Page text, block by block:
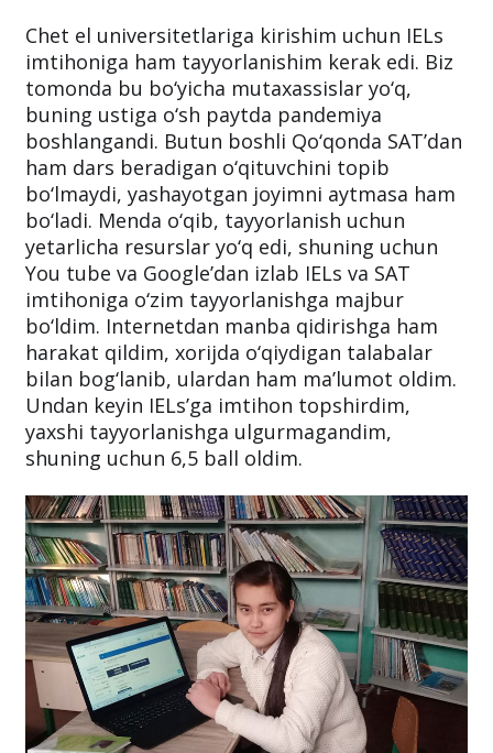
Chet el universitetlariga kirishim uchun IELs
imtihoniga ham tayyorlanishim kerak edi. Biz
tomonda bu bo‘yicha mutaxassislar yo‘q,
buning ustiga o‘sh paytda pandemiya
boshlangandi. Butun boshli Qo‘qonda SAT’dan
ham dars beradigan o‘qituvchini topib
bo‘lmaydi, yashayotgan joyimni aytmasa ham
bo‘ladi. Menda o‘qib, tayyorlanish uchun
yetarlicha resurslar yo‘q edi, shuning uchun
You tube va Google’dan izlab IELs va SAT
imtihoniga o‘zim tayyorlanishga majbur
bo‘ldim. Internetdan manba qidirishga ham
harakat qildim, xorijda o‘qiydigan talabalar
bilan bog‘lanib, ulardan ham ma’lumot oldim.
Undan keyin IELs’ga imtihon topshirdim,
yaxshi tayyorlanishga ulgurmagandim,
shuning uchun 6,5 ball oldim.